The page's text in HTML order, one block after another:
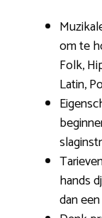
om te
Folk,
Latin,
hands
dan